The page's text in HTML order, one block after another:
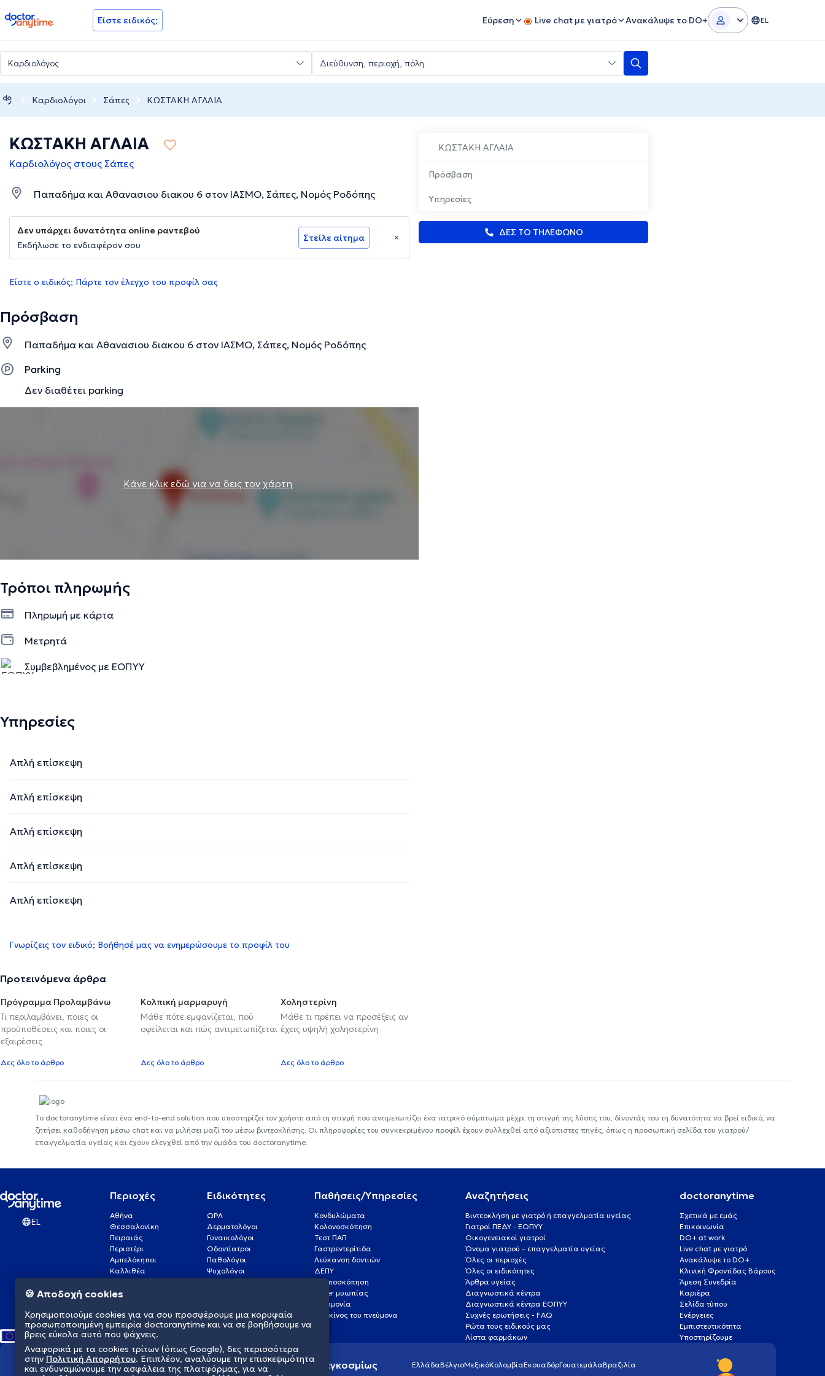
doctoranytime Είστε ειδικός; Εύρεση Live chat με γιατρό Ανακάλυψε το DO+ EL
Καρδιολόγοι Σάπες ΚΩΣΤΑΚΗ ΑΓΛΑΙΑ
ΚΩΣΤΑΚΗ ΑΓΛΑΙΑ
Πρόσβαση
Υπηρεσίες
ΔΕΣ ΤΟ ΤΗΛΕΦΩΝΟ
ΚΩΣΤΑΚΗ ΑΓΛΑΙΑ
Καρδιολόγος στους Σάπες
Παπαδήμα και Αθανασιου διακου 6 στον ΙΑΣΜΟ, Σάπες, Νομός Ροδόπης
Δεν υπάρχει δυνατότητα online ραντεβού
Εκδήλωσε το ενδιαφέρον σου
Στείλε αίτημα
Είστε ο ειδικός; Πάρτε τον έλεγχο του προφίλ σας
Πρόσβαση
Παπαδήμα και Αθανασιου διακου 6 στον ΙΑΣΜΟ, Σάπες, Νομός Ροδόπης
Parking
Δεν διαθέτει parking
Κάνε κλικ εδώ για να δεις τον χάρτη
Τρόποι πληρωμής
Πληρωμή με κάρτα
Μετρητά
Συμβεβλημένος με ΕΟΠΥΥ
Υπηρεσίες
Απλή επίσκεψη
Απλή επίσκεψη
Απλή επίσκεψη
Απλή επίσκεψη
Απλή επίσκεψη
Γνωρίζεις τον ειδικό; Βοήθησέ μας να ενημερώσουμε το προφίλ του
Προτεινόμενα άρθρα
Πρόγραμμα Προλαμβάνω
Τι περιλαμβάνει, ποιες οι
προϋποθέσεις και ποιες οι
εξαιρέσεις
Δες όλο το άρθρο
Κολπική μαρμαρυγή
Μάθε πότε εμφανίζεται, πού
οφείλεται και πώς αντιμετωπίζεται
Δες όλο το άρθρο
Χοληστερίνη
Μάθε τι πρέπει να προσέξεις αν
έχεις υψηλή χοληστερίνη
Δες όλο το άρθρο
Το doctoranytime είναι ένα end-to-end solution που υποστηρίζει τον χρήστη από τη στιγμή που αντιμετωπίζει ένα ιατρικό σύμπτωμα μέχρι τη στιγμή της λύσης του, δίνοντάς του τη δυνατότητα να βρεί ειδικό, να
ζητήσει καθοδήγηση μέσω chat και να μιλήσει μαζί του μέσω βιντεοκλήσης. Οι πληροφορίες του συγκεκριμένου προφίλ έχουν συλλεχθεί από αξιόπιστες πηγές, όπως η προσωπική σελίδα του γιατρού/
επαγγελματία υγείας και έχουν ελεγχθεί από την ομάδα του doctoranytime.
EL
Περιοχές
Αθήνα
Θεσσαλονίκη
Πειραιάς
Περιστέρι
Αμπελόκηποι
Καλλιθέα
Γλυφάδα
Νέα Σμύρνη
Ειδικότητες
ΩΡΛ
Δερματολόγοι
Γυναικολόγοι
Οδοντίατροι
Παθολόγοι
Ψυχολόγοι
Καρδιολόγοι
Παθήσεις/Υπηρεσίες
Κονδυλώματα
Κολονοσκόπηση
Τεστ ΠΑΠ
Γαστρεντερίτιδα
Λεύκανση δοντιών
ΔΕΠΥ
Κολποσκόπηση
Laser μυωπίας
Πνευμονία
Καρκίνος του πνεύμονα
Αναζητήσεις
Βιντεοκλήση με γιατρό ή επαγγελματία υγείας
Γιατροί ΠΕΔΥ - ΕΟΠΥΥ
Οικογενειακοί γιατροί
Όνομα γιατρού – επαγγελματία υγείας
Όλες οι περιοχές
Όλες οι ειδικότητες
Άρθρα υγείας
Διαγνωστικά κέντρα
Διαγνωστικά κέντρα ΕΟΠΥΥ
Συχνές ερωτήσεις - FAQ
Ρώτα τους ειδικούς μας
Λίστα φαρμάκων
doctoranytime
Σχετικά με εμάς
Επικοινωνία
DO+ at work
Live chat με γιατρό
Ανακάλυψε το DO+
Κλινική Φροντίδας Βάρους
Άμεση Συνεδρία
Καριέρα
Σελίδα τύπου
Ενέργειες
Εμπιστευτικότητα
Υποστηρίζουμε
Διαμορφώνουμε το μέλλον της υγείας παγκοσμίως ΕλλάδαΒέλγιοΜεξικόΚολομβίαΕκουαδόρΓουατεμάλαΒραζιλία
🍪 Αποδοχή cookies
Χρησιμοποιούμε cookies για να σου προσφέρουμε μια κορυφαία
προσωποποιημένη εμπειρία doctoranytime και να σε βοηθήσουμε να
βρεις εύκολα αυτό που ψάχνεις.
Αναφορικά με τα cookies τρίτων (όπως Google), δες περισσότερα
στην Πολιτική Απορρήτου. Επιπλέον, αναλύουμε την επισκεψιμότητα
και ενδυναμώνουμε την ασφάλεια της πλατφόρμας, για να